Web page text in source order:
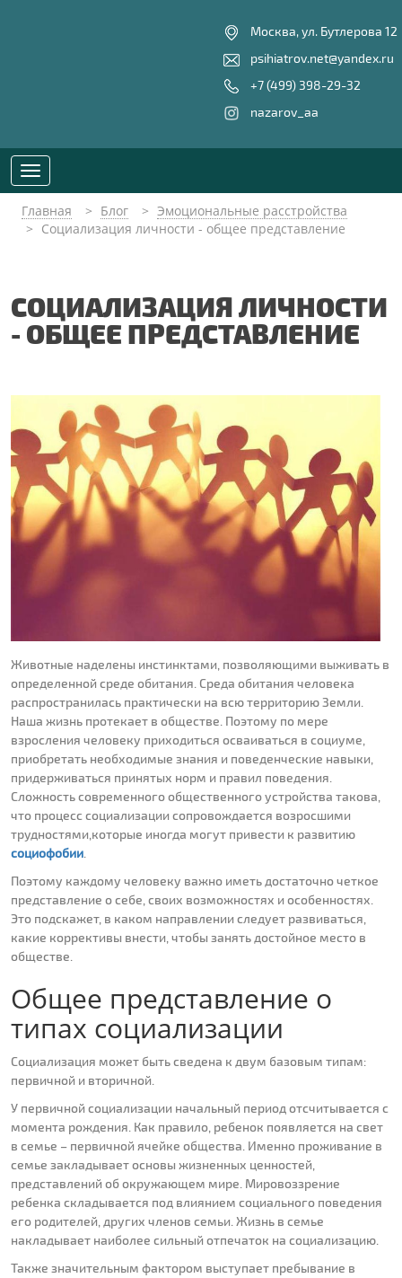
Москва, ул. Бутлерова 12
psihiatrov.net@yandex.ru
+7 (499) 398-29-32
nazarov_aa
Toggle
navigation
Главная
Блог
Эмоциональные расстройства
Социализация личности - общее представление
СОЦИАЛИЗАЦИЯ ЛИЧНОСТИ
- ОБЩЕЕ ПРЕДСТАВЛЕНИЕ
Животные наделены инстинктами, позволяющими выживать в
определенной среде обитания. Среда обитания человека
распространилась практически на всю территорию Земли.
Наша жизнь протекает в обществе. Поэтому по мере
взросления человеку приходиться осваиваться в социуме,
приобретать необходимые знания и поведенческие навыки,
придерживаться принятых норм и правил поведения.
Сложность современного общественного устройства такова,
что процесс социализации сопровождается возросшими
трудностями,которые иногда могут привести к развитию
социофобии
Поэтому каждому человеку важно иметь достаточно четкое
представление о себе, своих возможностях и особенностях.
Это подскажет, в каком направлении следует развиваться,
какие коррективы внести, чтобы занять достойное место в
обществе.
Общее представление о
типах социализации
Социализация может быть сведена к двум базовым типам:
первичной и вторичной.
У первичной социализации начальный период отсчитывается с
момента рождения. Как правило, ребенок появляется на свет
в семье – первичной ячейке общества. Именно проживание в
семье закладывает основы жизненных ценностей,
представлений об окружающем мире. Мировоззрение
ребенка складывается под влиянием социального поведения
его родителей, других членов семьи. Жизнь в семье
накладывает наиболее сильный отпечаток на социализацию.
Также значительным фактором выступает пребывание в